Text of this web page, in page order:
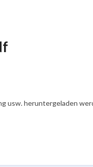
heruntergeladen